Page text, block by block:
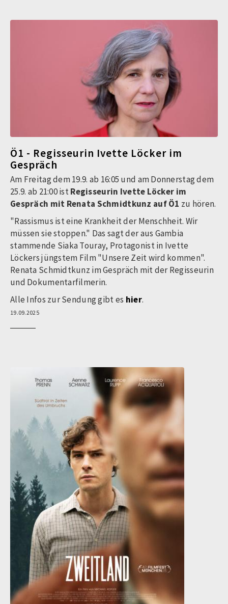
Ö1 - Regisseurin Ivette Löcker im
Gespräch
Am Freitag dem 19.9. ab 16:05 und am Donnerstag dem
25.9. ab 21:00 istRegisseurin Ivette Löcker im
Gespräch mit Renata Schmidtkunz auf Ö1 zu hören.
"Rassismus ist eine Krankheit der Menschheit. Wir
müssen sie stoppen." Das sagt der aus Gambia
stammende Siaka Touray, Protagonist in Ivette
Löckers jüngstem Film "Unsere Zeit wird kommen".
Renata Schmidtkunz im Gespräch mit der Regisseurin
und Dokumentarfilmerin.
Alle Infos zur Sendung gibt es hier.
19.09.2025